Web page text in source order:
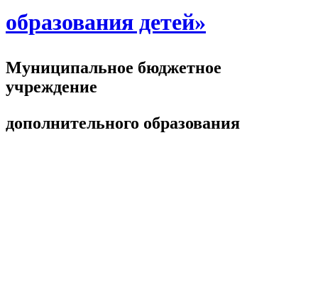
образования детей»
Муниципальное бюджетное
учреждение
дополнительного образования